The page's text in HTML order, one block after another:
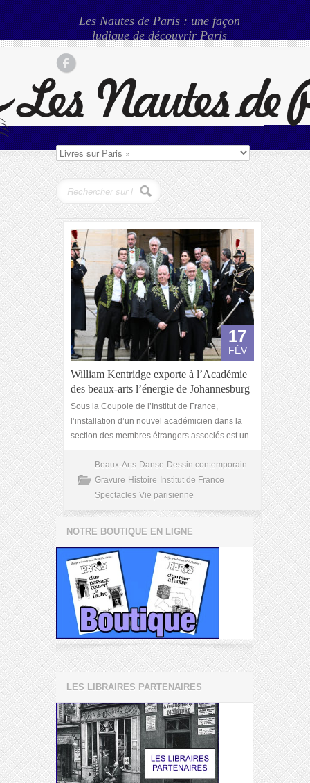
Les Nautes de Paris : une façon
ludique de découvrir Paris
17
FÉV
William Kentridge exporte à l’Académie
des beaux-arts l’énergie de Johannesburg
Sous la Coupole de l’Institut de France,
l’installation d’un nouvel académicien dans la
section des membres étrangers associés est un
Beaux-Arts Danse Dessin contemporain
Gravure Histoire
Institut de France
Spectacles Vie parisienne
NOTRE BOUTIQUE EN LIGNE
LES LIBRAIRES PARTENAIRES